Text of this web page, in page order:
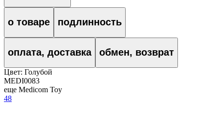
о товаре подлинность
оплата, доставка обмен, возврат
Цвет: Голубой
MEDI0083
еще Medicom Toy
48